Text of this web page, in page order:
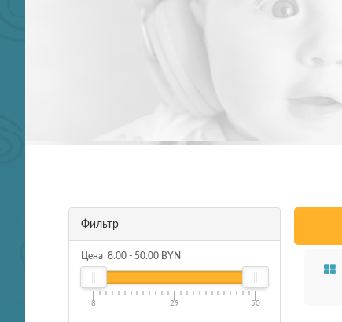
Фильтр
Цена 8.00 - 50.00 BYN
8 29 50